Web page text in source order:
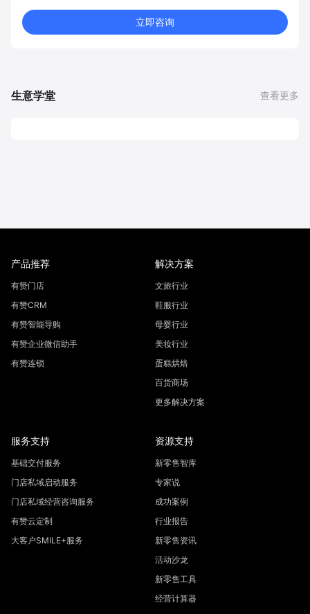
立即咨询
生意学堂 查看更多
产品推荐
有赞门店
有赞CRM
有赞智能导购
有赞企业微信助手
有赞连锁
解决方案
文旅行业
鞋服行业
母婴行业
美妆行业
蛋糕烘焙
百货商场
更多解决方案
服务支持
基础交付服务
门店私域启动服务
门店私域经营咨询服务
有赞云定制
大客户SMILE+服务
资源支持
新零售智库
专家说
成功案例
行业报告
新零售资讯
活动沙龙
新零售工具
经营计算器